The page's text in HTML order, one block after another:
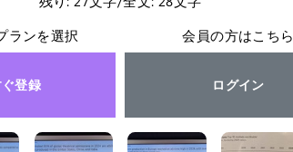
ランを選択
登録
会員の方はこちら
ログイン